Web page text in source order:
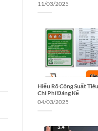
11/03/2025
Hiểu Rõ Công Suất
Chi Phí Đáng Kể
04/03/2025